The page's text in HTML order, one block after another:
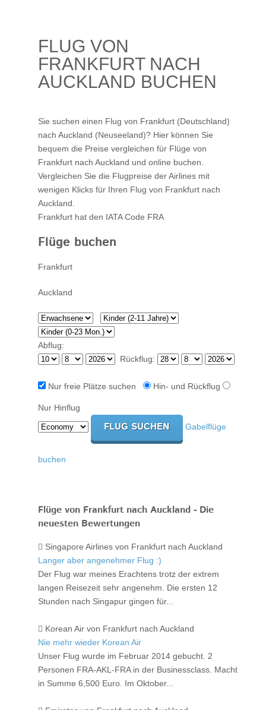
FLUG VON
FRANKFURT NACH
AUCKLAND BUCHEN
Sie suchen einen Flug von Frankfurt (Deutschland)
nach Auckland (Neuseeland)? Hier können Sie
bequem die Preise vergleichen für Flüge von
Frankfurt nach Auckland und online buchen.
Vergleichen Sie die Flugpreise der Airlines mit
wenigen Klicks für Ihren Flug von Frankfurt nach
Auckland.
Frankfurt hat den IATA Code FRA
Flüge buchen
Abflug:
Rückflug:
Nur freie Plätze suchen Hin- und Rückflug
Nur Hinflug
Gabelflüge
buchen
Flüge von Frankfurt nach Auckland - Die
neuesten Bewertungen
Singapore Airlines von Frankfurt nach Auckland
Langer aber angenehmer Flug :)
Der Flug war meines Erachtens trotz der extrem
langen Reisezeit sehr angenehm. Die ersten 12
Stunden nach Singapur gingen für...
Korean Air von Frankfurt nach Auckland
Nie mehr wieder Korean Air
Unser Flug wurde im Februar 2014 gebucht. 2
Personen FRA-AKL-FRA in der Businessclass. Macht
in Summe 6,500 Euro. Im Oktober...